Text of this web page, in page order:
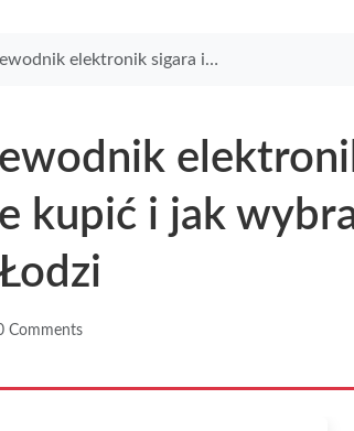
i aruz łódź — gdzie kupić i jak wybrać najlepszy e-papieros w Łodzi
kupić i jak
Comments